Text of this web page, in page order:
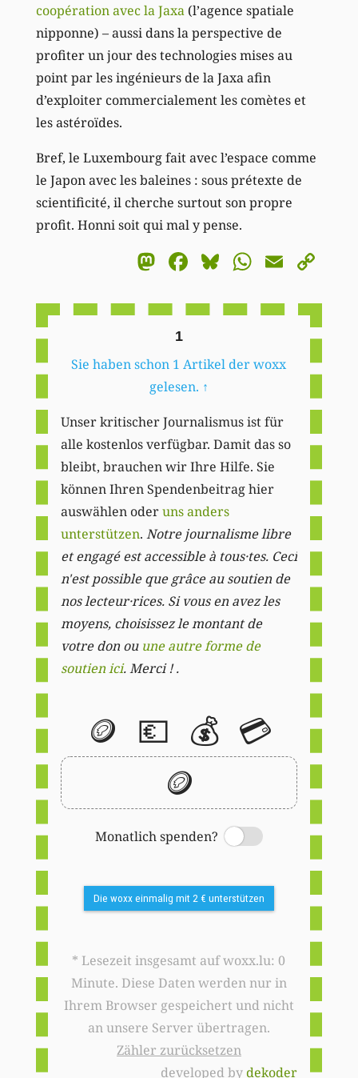
coopération avec la Jaxa (l’agence spatiale
nipponne) – aussi dans la perspective de
profiter un jour des technologies mises au
point par les ingénieurs de la Jaxa afin
d’exploiter commercialement les comètes et
les astéroïdes.
Bref, le Luxembourg fait avec l’espace comme
le Japon avec les baleines : sous prétexte de
scientificité, il cherche surtout son propre
profit. Honni soit qui mal y pense.
Mastodon
Facebook
BlueskyEmail
1
Sie haben schon 1 Artikel der woxx
gelesen. ↑
Unser kritischer Journalismus ist für
alle kostenlos verfügbar. Damit das so
bleibt, brauchen wir Ihre Hilfe. Sie
können Ihren Spendenbeitrag hier
auswählen oderuns anders
unterstützen. Notre journalisme libre
et engagé est accessible à tous·tes. Ceci
n'est possible que grâce au soutien de
nos lecteur·rices. Si vous en avez les
moyens, choisissez le montant de
votre don ou une autre forme de
soutien ici. Merci ! .
🪙 💶 💰 💳
🪙
Monatlich spenden?
Switch
Die woxx einmalig mit 2 € unterstützen
* Lesezeit insgesamt auf woxx.lu: 0
Minute. Diese Daten werden nur in
Ihrem Browser gespeichert und nicht
an unsere Server übertragen.
Zähler zurücksetzen
developed bydekoder